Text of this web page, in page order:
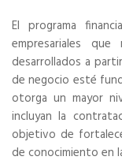
El programa
empresariales
desarrollados a
de negocio esté
otorga un mayor
incluyan la
objetivo de
de conocimiento en